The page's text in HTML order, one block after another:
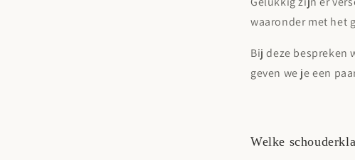
waaronder met het
Bij deze bespreken
geven we je een
Welke